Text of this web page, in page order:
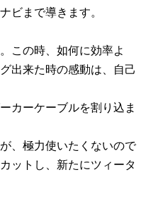
ビまで導きます。
この時、如何に効率よ
出来た時の感動は、自己
カーケーブルを割り込ま
、極力使いたくないので
ットし、新たにツィータ